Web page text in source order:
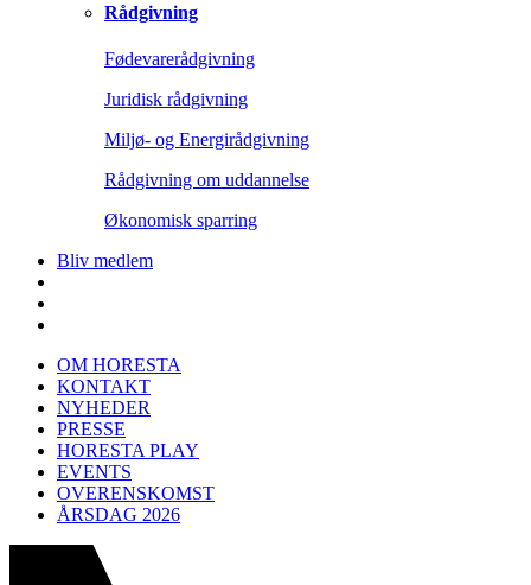
Rådgivning
Fødevarerådgivning
Juridisk rådgivning
Miljø- og Energirådgivning
Rådgivning om uddannelse
Økonomisk sparring
Bliv medlem
OM HORESTA
KONTAKT
NYHEDER
PRESSE
HORESTA PLAY
EVENTS
OVERENSKOMST
ÅRSDAG 2026